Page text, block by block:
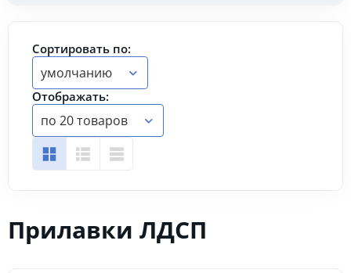
Сортировать по:
умолчанию
Отображать:
по 20 товаров
Прилавки ЛДСП